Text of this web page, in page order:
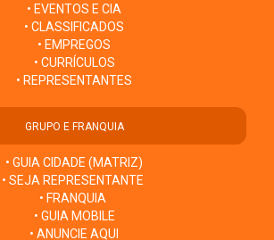
• EVENTOS E CIA
• CLASSIFICADOS
• EMPREGOS
• CURRÍCULOS
• REPRESENTANTES
GRUPO E FRANQUIA
• GUIA CIDADE (MATRIZ)
• SEJA REPRESENTANTE
• FRANQUIA
• GUIA MOBILE
• ANUNCIE AQUI